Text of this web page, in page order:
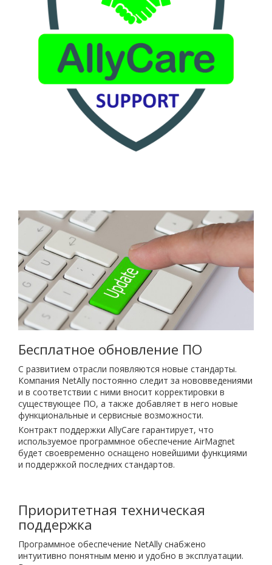
Бесплатное обновление ПО
С развитием отрасли появляются новые стандарты.
Компания NetAlly постоянно следит за нововведениями
и в соответствии с ними вносит корректировки в
существующее ПО, а также добавляет в него новые
функциональные и сервисные возможности.
Контракт поддержки AllyCare гарантирует, что
используемое программное обеспечение AirMagnet
будет своевременно оснащено новейшими функциями
и поддержкой последних стандартов.
Приоритетная техническая
поддержка
Программное обеспечение NetAlly снабжено
интуитивно понятным меню и удобно в эксплуатации.